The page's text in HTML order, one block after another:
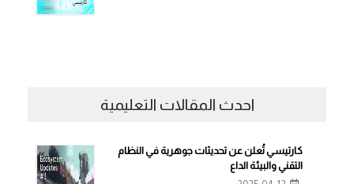
احدث المقالات التعليمية
كارتيسي تُعلن عن تحديثات جوهرية في النظام
التقني والبيئة الداع